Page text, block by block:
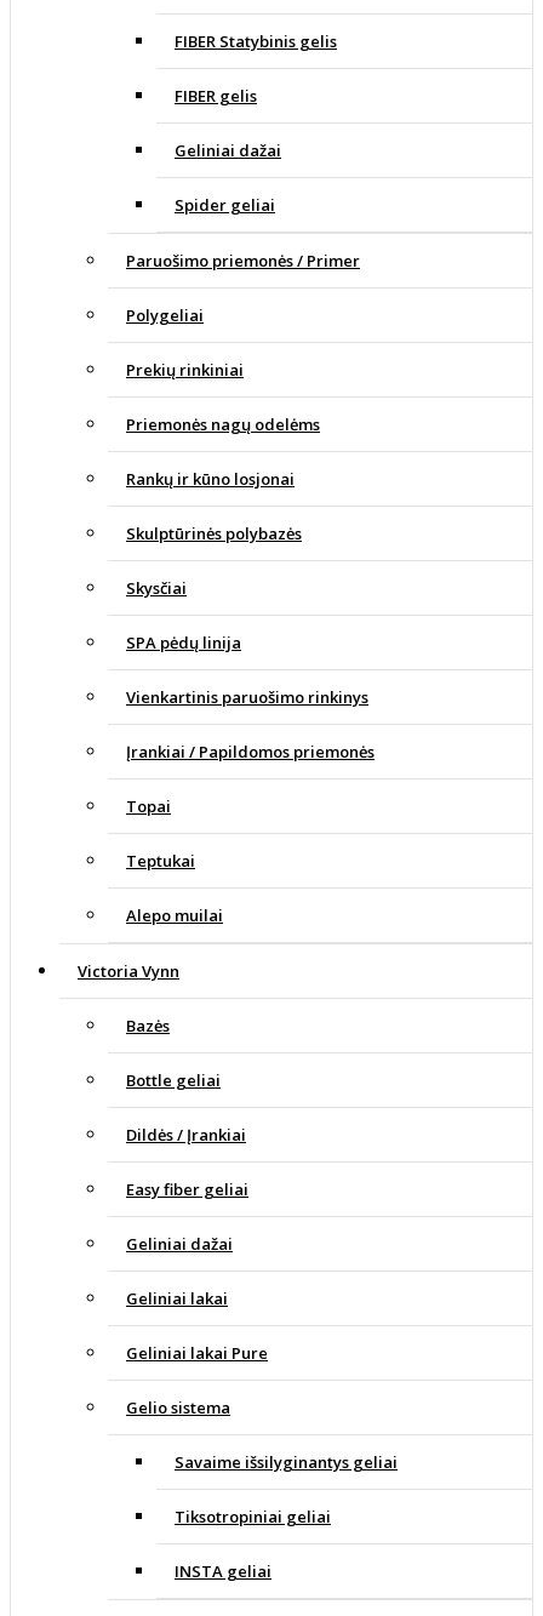
FIBER Statybinis gelis
FIBER gelis
Geliniai dažai
Spider geliai
Paruošimo priemonės / Primer
Polygeliai
Prekių rinkiniai
Priemonės nagų odelėms
Rankų ir kūno losjonai
Skulptūrinės polybazės
Skysčiai
SPA pėdų linija
Vienkartinis paruošimo rinkinys
Įrankiai / Papildomos priemonės
Topai
Teptukai
Alepo muilai
Victoria Vynn
Bazės
Bottle geliai
Dildės / Įrankiai
Easy fiber geliai
Geliniai dažai
Geliniai lakai
Geliniai lakai Pure
Gelio sistema
Savaime išsilyginantys geliai
Tiksotropiniai geliai
INSTA geliai